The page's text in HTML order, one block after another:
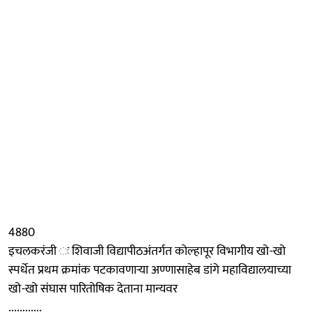
4880
इचलकरंजी ः शिवाजी विद्यापीठअंतर्गत कोल्हापूर विभागीय खो-खो
स्पर्धेत प्रथम क्रमांक पटकावणाऱ्या अण्णासाहेब डांगे महाविद्यालयाच्या
खो-खो संघास पारितोषिक देताना मान्यवर
............